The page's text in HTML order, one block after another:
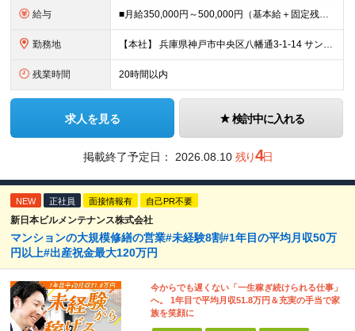
給与 ■月給350,000円～500,000円（基本給＋固定残業代＋その他手当）＋インセンティブ ∟基本給268,400円～411,700円 固定残業代57,600円～88,300円（28時間分）
勤務地 【本社】 兵庫県神戸市中央区八幡通3-1-14 サンシポートビル6F ★転居を伴う転勤はありません ＜アクセス＞ ・海岸線「三宮・花時計前駅」より徒歩2分 ・阪神本線「神戸三宮駅」より徒歩6分 ・阪
残業時間 20時間以内
求人を見る 検討中に入れる
掲載終了予定日： 2026.08.10 残り4日
NEW 正社員 面接情報有 自己PR不要
新日本ビルメンテナンス株式会社
マンションの大規模修繕の営業#未経験8割#1年目の平均月収50万
円以上#出産祝金最大120万円
今からでも遅くない「一生稼ぎ続けられる仕事」
へ。 1年目で平均月収51.8万円＆充実の手当で家
族を笑顔に